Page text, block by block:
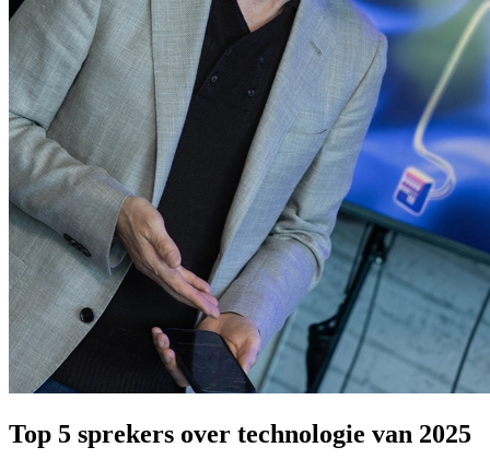
Prinsjesdag
Samenwerken
Sport
Technologie & Innovatie
Toekomst van werk
Trendwatchers
WK & EK Voetbal
Zorg
Top 5 sprekers over technologie van 2025